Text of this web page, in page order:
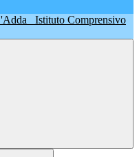
Istituto Comprensivo